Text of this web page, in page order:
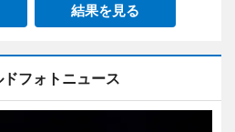
結果を見る
ドフォトニュース